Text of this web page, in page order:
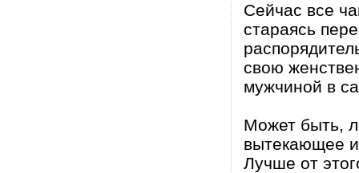
Сейчас все
стараясь
свою
мужчиной в
Может быть,
вытекающее
Лучше от